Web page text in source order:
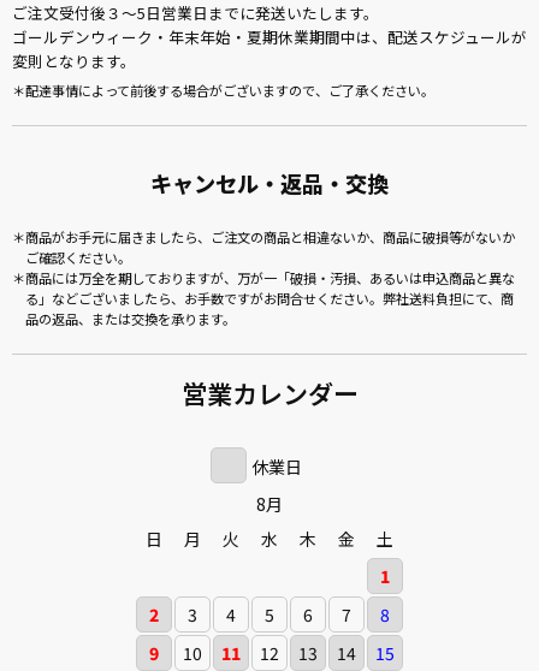
ご注文受付後３～5日営業日までに発送いたします。
ゴールデンウィーク・年末年始・夏期休業期間中は、配送スケジュールが
変則となります。
配達事情によって前後する場合がございますので、ご了承ください。
キャンセル・返品・交換
商品がお手元に届きましたら、ご注文の商品と相違ないか、商品に破損等がないか
ご確認ください。
商品には万全を期しておりますが、万が一「破損・汚損、あるいは申込商品と異な
る」などございましたら、お手数ですがお問合せください。弊社送料負担にて、商
品の返品、または交換を承ります。
営業カレンダー
休業日
8月
日
月 火 水 木 金
土
1
2
3 4 5 6 7
8
9
10 11 12 13 14
15